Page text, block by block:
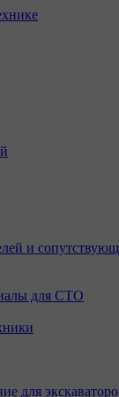
и
для СТО
для